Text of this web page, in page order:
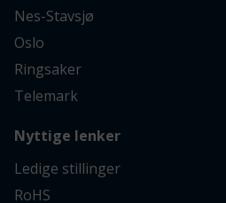
Nes-Stavsjø
Oslo
Ringsaker
Telemark
Nyttige lenker
Ledige stillinger
RoHS